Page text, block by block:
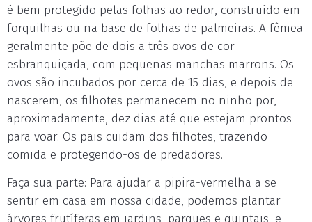
é bem protegido pelas folhas ao redor, construído em
forquilhas ou na base de folhas de palmeiras. A fêmea
geralmente põe de dois a três ovos de cor
esbranquiçada, com pequenas manchas marrons. Os
ovos são incubados por cerca de 15 dias, e depois de
nascerem, os filhotes permanecem no ninho por,
aproximadamente, dez dias até que estejam prontos
para voar. Os pais cuidam dos filhotes, trazendo
comida e protegendo-os de predadores.
Faça sua parte: Para ajudar a pipira-vermelha a se
sentir em casa em nossa cidade, podemos plantar
árvores frutíferas em jardins, parques e quintais, e